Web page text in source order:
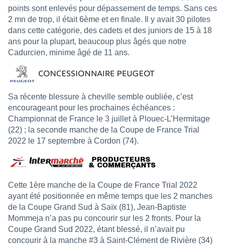
points sont enlevés pour dépassement de temps. Sans ces
2 mn de trop, il était 6ème et en finale. Il y avait 30 pilotes
dans cette catégorie, des cadets et des juniors de 15 à 18
ans pour la plupart, beaucoup plus âgés que notre
Cadurcien, minime âgé de 11 ans.
Sa récente blessure à cheville semble oubliée, c’est
encourageant pour les prochaines échéances :
Championnat de France le 3 juillet à Plouec-L’Hermitage
(22) ; la seconde manche de la Coupe de France Trial
2022 le 17 septembre à Cordon (74).
Cette 1ère manche de la Coupe de France Trial 2022
ayant été positionnée en même temps que les 2 manches
de la Coupe Grand Sud à Saïx (81), Jean-Baptiste
Mommeja n’a pas pu concourir sur les 2 fronts. Pour la
Coupe Grand Sud 2022, étant blessé, il n’avait pu
concourir à la manche #3 à Saint-Clément de Rivière (34)